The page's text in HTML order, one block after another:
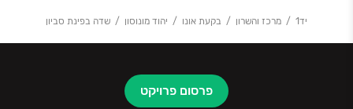
יד1 מרכז והשרון בקעת אונו יהוד מונוסון שדה בפינת סביון
פרסום פרויקט